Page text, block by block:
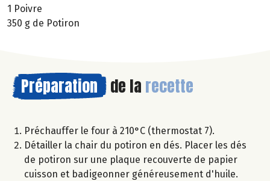
1 Poivre
350 g de Potiron
Préparation de la recette
Préchauffer le four à 210°C (thermostat 7).
Détailler la chair du potiron en dés. Placer les dés
de potiron sur une plaque recouverte de papier
cuisson et badigeonner généreusement d'huile.